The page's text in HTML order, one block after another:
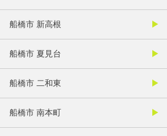
船橋市 新高根
船橋市 夏見台
船橋市 二和東
船橋市 南本町